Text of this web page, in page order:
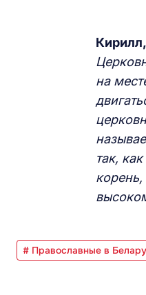
на
так,
# Православные в